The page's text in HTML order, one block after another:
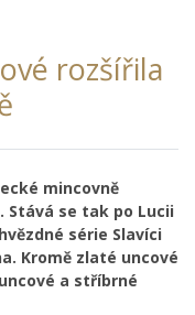
rozšířila
mincovně
se tak po Lucii
série Slavíci
Kromě zlaté uncové
a stříbrné